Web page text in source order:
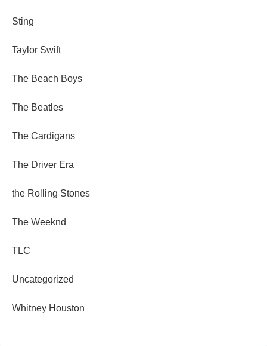
Sting
Taylor Swift
The Beach Boys
The Beatles
The Cardigans
The Driver Era
the Rolling Stones
The Weeknd
TLC
Uncategorized
Whitney Houston